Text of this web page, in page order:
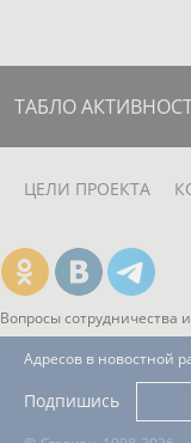
ТАБЛО
ЦЕЛИ ПРОЕКТА
Вопросы сотрудничества
Адресов в новостной
Подпишись